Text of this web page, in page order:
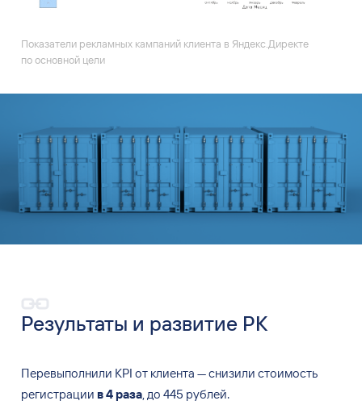
Показатели рекламных кампаний клиента в Яндекс.Директе
по основной цели
Результаты и развитие РК
Перевыполнили KPI от клиента —снизили стоимость
регистрации в4 раза, до 445 рублей.